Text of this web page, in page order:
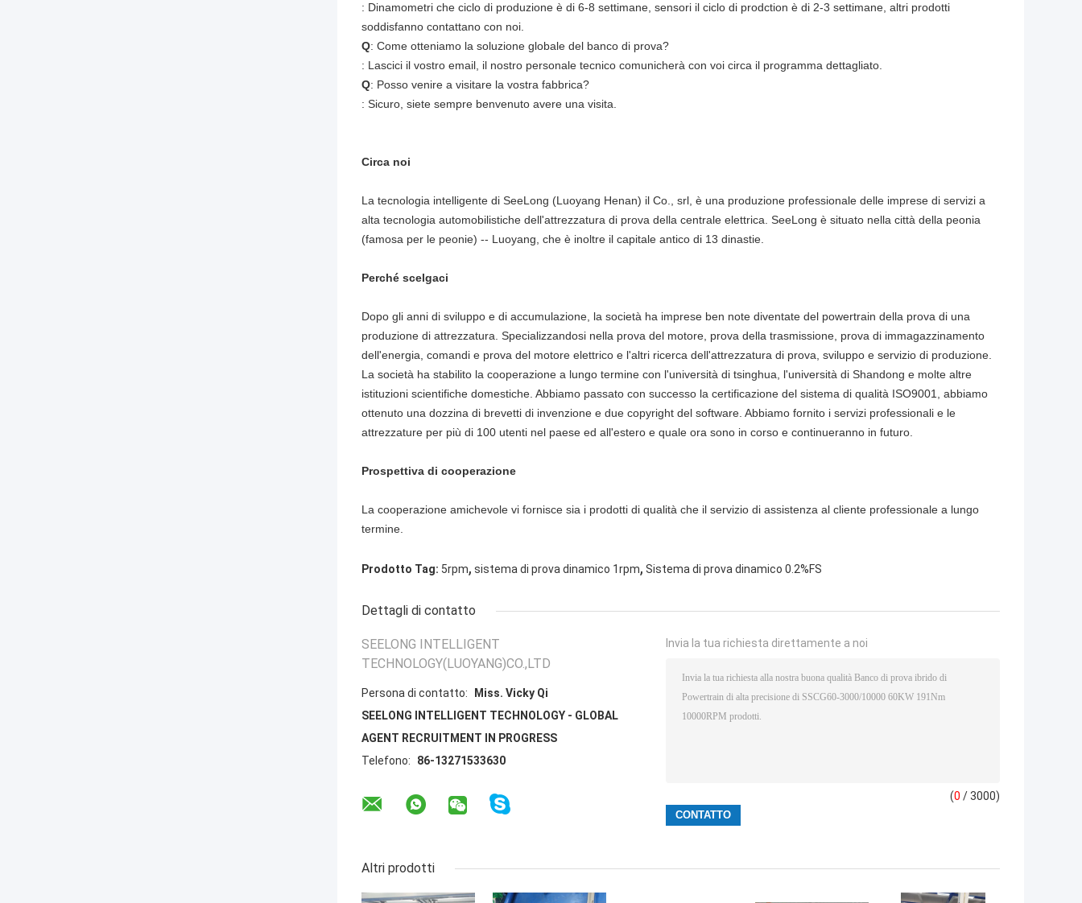
: Dinamometri che ciclo di produzione è di 6-8 settimane, sensori il ciclo di prodction è di 2-3 settimane, altri prodotti
soddisfanno contattano con noi.
Q: Come otteniamo la soluzione globale del banco di prova?
: Lascici il vostro email, il nostro personale tecnico comunicherà con voi circa il programma dettagliato.
Q: Posso venire a visitare la vostra fabbrica?
: Sicuro, siete sempre benvenuto avere una visita.
Circa noi
La tecnologia intelligente di SeeLong (Luoyang Henan) il Co., srl, è una produzione professionale delle imprese di servizi a
alta tecnologia automobilistiche dell'attrezzatura di prova della centrale elettrica. SeeLong è situato nella città della peonia
(famosa per le peonie) -- Luoyang, che è inoltre il capitale antico di 13 dinastie.
Perché scelgaci
Dopo gli anni di sviluppo e di accumulazione, la società ha imprese ben note diventate del powertrain della prova di una
produzione di attrezzatura. Specializzandosi nella prova del motore, prova della trasmissione, prova di immagazzinamento
dell'energia, comandi e prova del motore elettrico e l'altri ricerca dell'attrezzatura di prova, sviluppo e servizio di produzione.
La società ha stabilito la cooperazione a lungo termine con l'università di tsinghua, l'università di Shandong e molte altre
istituzioni scientifiche domestiche. Abbiamo passato con successo la certificazione del sistema di qualità ISO9001, abbiamo
ottenuto una dozzina di brevetti di invenzione e due copyright del software. Abbiamo fornito i servizi professionali e le
attrezzature per più di 100 utenti nel paese ed all'estero e quale ora sono in corso e continueranno in futuro.
Prospettiva di cooperazione
La cooperazione amichevole vi fornisce sia i prodotti di qualità che il servizio di assistenza al cliente professionale a lungo
termine.
Prodotto Tag: 5rpm, sistema di prova dinamico 1rpm, Sistema di prova dinamico 0.2%FS
Dettagli di contatto
SEELONG INTELLIGENT
TECHNOLOGY(LUOYANG)CO.,LTD
Persona di contatto:
Miss. Vicky Qi
SEELONG INTELLIGENT TECHNOLOGY - GLOBAL
AGENT RECRUITMENT IN PROGRESS
Telefono:
86-13271533630
Invia la tua richiesta direttamente a noi
(0 / 3000)
Altri prodotti